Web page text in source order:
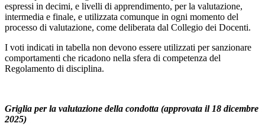
espressi in decimi, e livelli di apprendimento, per la valutazione,
intermedia e finale, e utilizzata comunque in ogni momento del
processo di valutazione, come deliberata dal Collegio dei Docenti.
I voti indicati in tabella non devono essere utilizzati per sanzionare
comportamenti che ricadono nella sfera di competenza del
Regolamento di disciplina.
Griglia per la valutazione della condotta (approvata il 18 dicembre
2025)